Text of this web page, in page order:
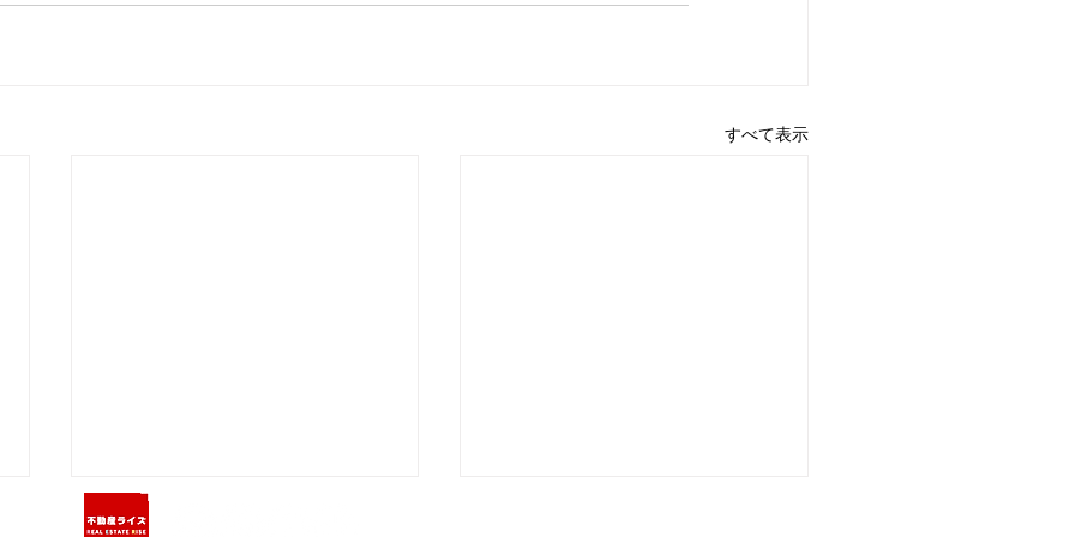
すべて表示